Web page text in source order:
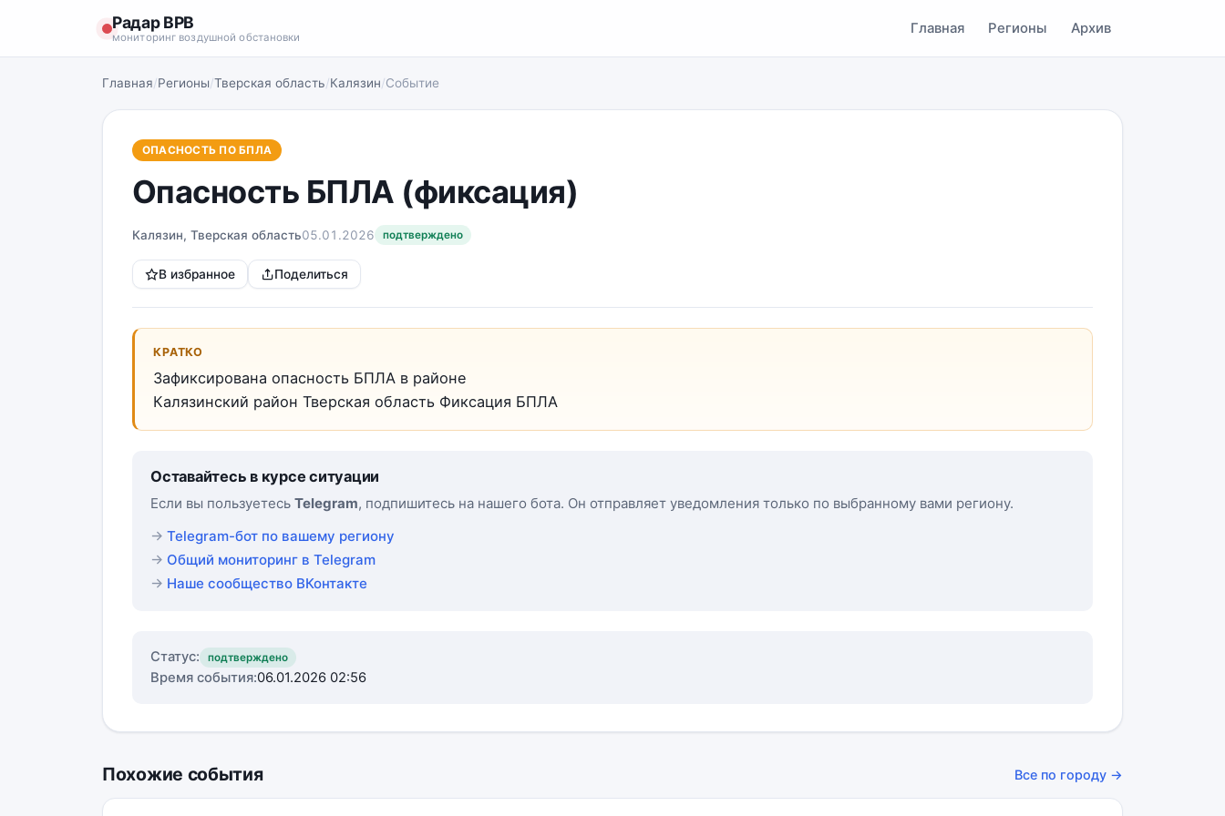
Радар ВРВ
мониторинг воздушной обстановки
Главная Регионы Архив
Главная/Регионы/Тверская область/Калязин/Событие
ОПАСНОСТЬ ПО БПЛА
Опасность БПЛА (фиксация)
Калязин, Тверская область05.01.2026 подтверждено
В избранное Поделиться
КРАТКО
Зафиксирована опасность БПЛА в районе
Калязинский район Тверская область Фиксация БПЛА
Оставайтесь в курсе ситуации
Если вы пользуетесь Telegram, подпишитесь на нашего бота. Он отправляет уведомления только по выбранному вами региону.
Telegram-бот по вашему региону
Общий мониторинг в Telegram
Наше сообщество ВКонтакте
Статус: подтверждено
Время события:06.01.2026 02:56
Похожие события Все по городу →